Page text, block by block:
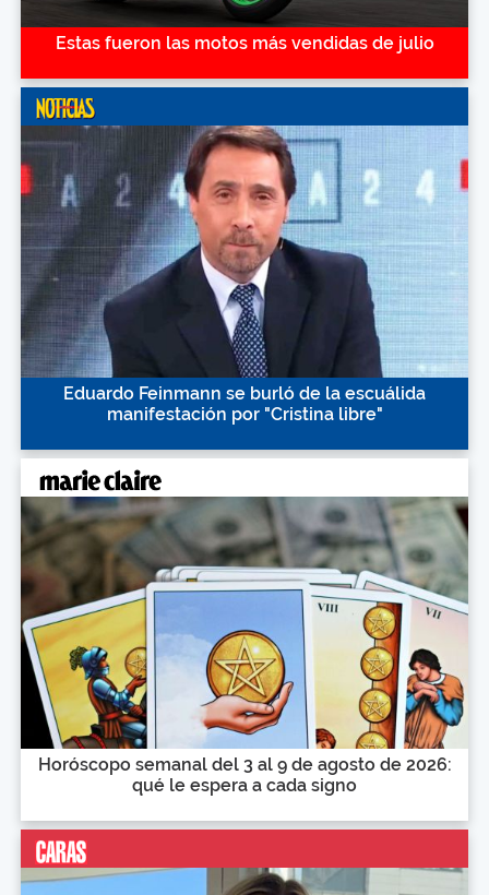
Estas fueron las motos más vendidas de julio
Eduardo Feinmann se burló de la escuálida
manifestación por "Cristina libre"
Horóscopo semanal del 3 al 9 de agosto de 2026:
qué le espera a cada signo